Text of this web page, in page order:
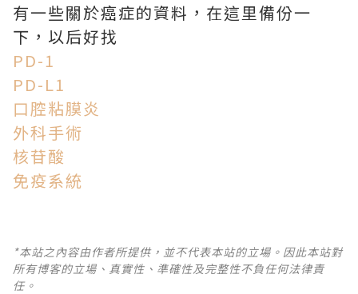
有一些關於癌症的資料，在這里備份一
下，以后好找
PD-1
PD-L1
口腔粘膜炎
外科手術
核苷酸
免疫系統
*本站之內容由作者所提供，並不代表本站的立場。因此本站對
所有博客的立場、真實性、準確性及完整性不負任何法律責
任。